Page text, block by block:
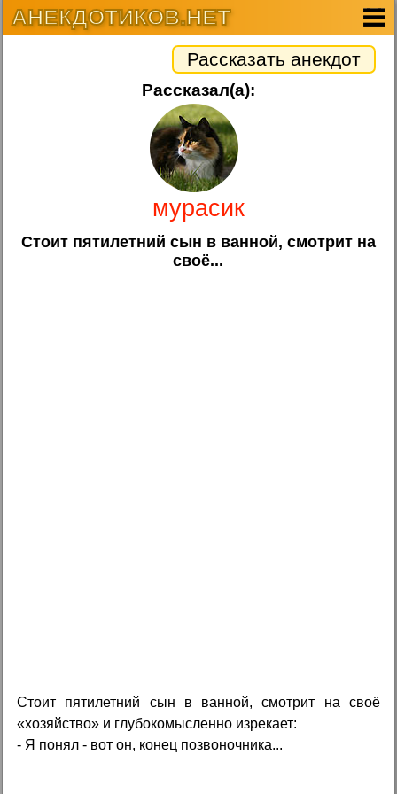
АНЕКДОТИКОВ.НЕТ
Рассказать анекдот
Рассказал(а):
мурасик
Стоит пятилетний сын в ванной, смотрит на
своё...
Стоит пятилетний сын в ванной, смотрит на своё
«хозяйство» и глубокомысленно изрекает:
- Я понял - вот он, конец позвоночника...